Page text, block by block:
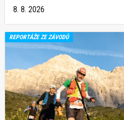
8. 8. 2026
REPORTÁŽE ZE ZÁVODŮ